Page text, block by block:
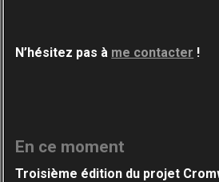
N’hésitez pas à me contacter !
En ce moment
Troisième édition du projet